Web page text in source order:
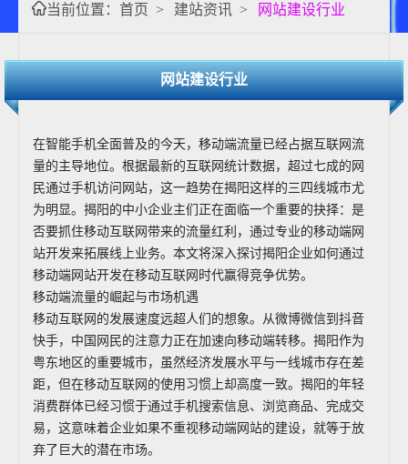
当前位置： 首页 > 建站资讯 > 网站建设行业
网站建设行业
在智能手机全面普及的今天，移动端流量已经占据互联网流
量的主导地位。根据最新的互联网统计数据，超过七成的网
民通过手机访问网站，这一趋势在揭阳这样的三四线城市尤
为明显。揭阳的中小企业主们正在面临一个重要的抉择：是
否要抓住移动互联网带来的流量红利，通过专业的移动端网
站开发来拓展线上业务。本文将深入探讨揭阳企业如何通过
移动端网站开发在移动互联网时代赢得竞争优势。
移动端流量的崛起与市场机遇
移动互联网的发展速度远超人们的想象。从微博微信到抖音
快手，中国网民的注意力正在加速向移动端转移。揭阳作为
粤东地区的重要城市，虽然经济发展水平与一线城市存在差
距，但在移动互联网的使用习惯上却高度一致。揭阳的年轻
消费群体已经习惯于通过手机搜索信息、浏览商品、完成交
易，这意味着企业如果不重视移动端网站的建设，就等于放
弃了巨大的潜在市场。